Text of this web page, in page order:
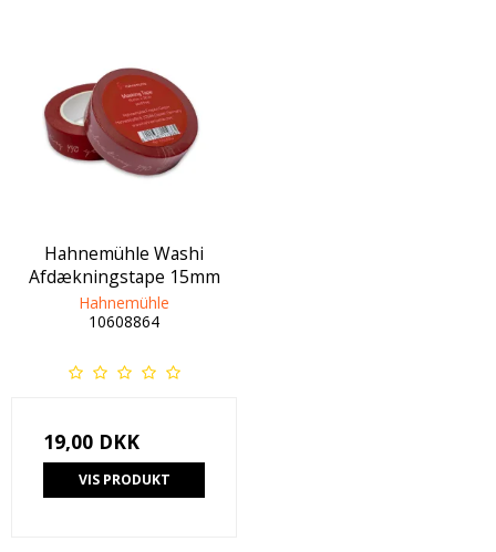
Hahnemühle Washi
Afdækningstape 15mm
Hahnemühle
10608864
19,00 DKK
VIS PRODUKT